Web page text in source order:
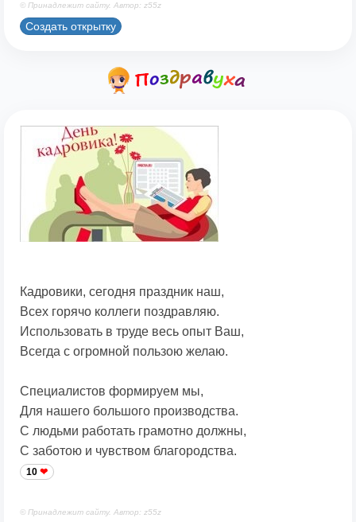
© Принадлежит сайту. Автор: z55z
Создать открытку
Кадровики, сегодня праздник наш,
Всех горячо коллеги поздравляю.
Использовать в труде весь опыт Ваш,
Всегда с огромной пользою желаю.
Специалистов формируем мы,
Для нашего большого производства.
С людьми работать грамотно должны,
С заботою и чувством благородства.
10
© Принадлежит сайту. Автор: z55z